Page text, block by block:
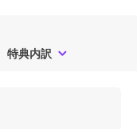
特典内訳